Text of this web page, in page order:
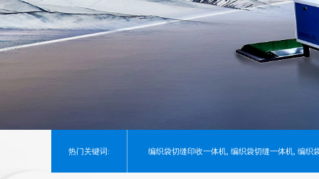
热门关键词: 编织袋切缝印收一体机, 编织袋切缝一体机, 编织